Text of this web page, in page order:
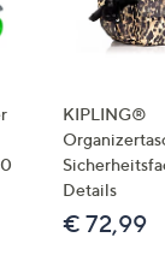
KIPLING®
Details
€ 72,99